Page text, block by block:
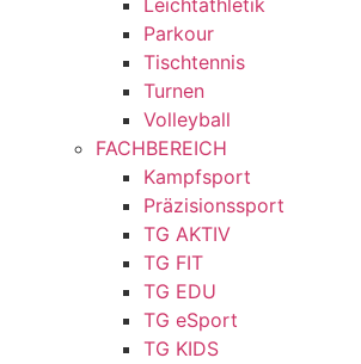
Leichtathletik
Parkour
Tischtennis
Turnen
Volleyball
FACHBEREICH
Kampfsport
Präzisionssport
TG AKTIV
TG FIT
TG EDU
TG eSport
TG KIDS